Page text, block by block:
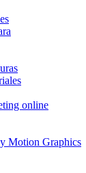
online
Motion Graphics